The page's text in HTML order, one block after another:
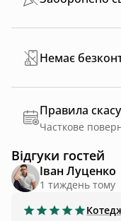
Немає
Правила
Відгуки гостей
Іван Луценко
1 тиждень тому